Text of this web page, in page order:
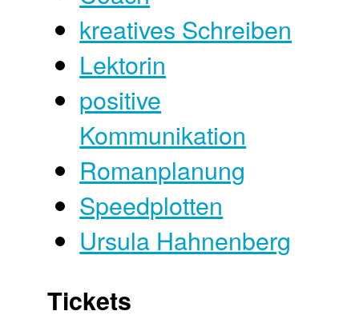
kreatives Schreiben
Lektorin
positive
Kommunikation
Romanplanung
Speedplotten
Ursula Hahnenberg
Tickets